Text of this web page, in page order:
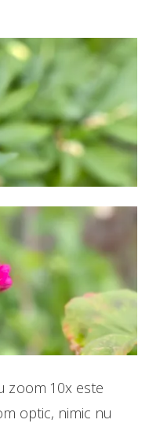
zoom 10x este
optic, nimic nu